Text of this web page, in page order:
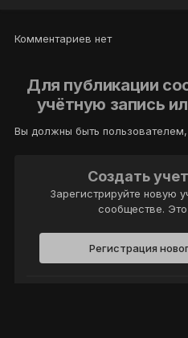
Комментариев нет
Для публикации
учётную запись
Вы должны быть
Создать
Зарегистрируйте новую
сообществе.
Регистрация